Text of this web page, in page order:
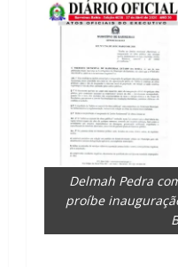
Delmah Pedra
proíbe